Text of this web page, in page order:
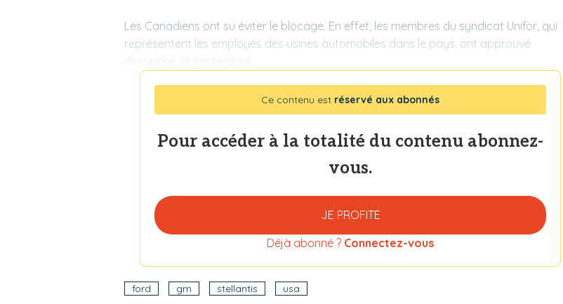
Les Canadiens ont su éviter le blocage. En effet, les membres du syndicat Unifor, qui
représentent les employés des usines automobiles dans le pays, ont approuvé
dimanche 24 septembre
Ce contenu est réservé aux abonnés
Pour accéder à la totalité du contenu abonnez-
vous.
JE PROFITE
Déjà abonné ? Connectez-vous
ford gm stellantis usa